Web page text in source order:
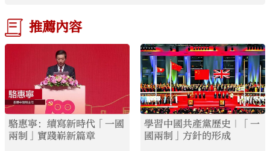
推薦內容
駱惠寧：續寫新時代「一國
兩制」實踐嶄新篇章
學習中國共產黨歷史｜「一
國兩制」方針的形成